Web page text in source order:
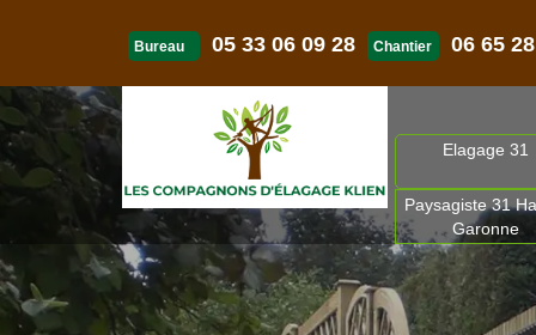
Bureau 05 33 06 09 28 Chantier 06 65
Elagage 31
Paysagiste 31
Garonne